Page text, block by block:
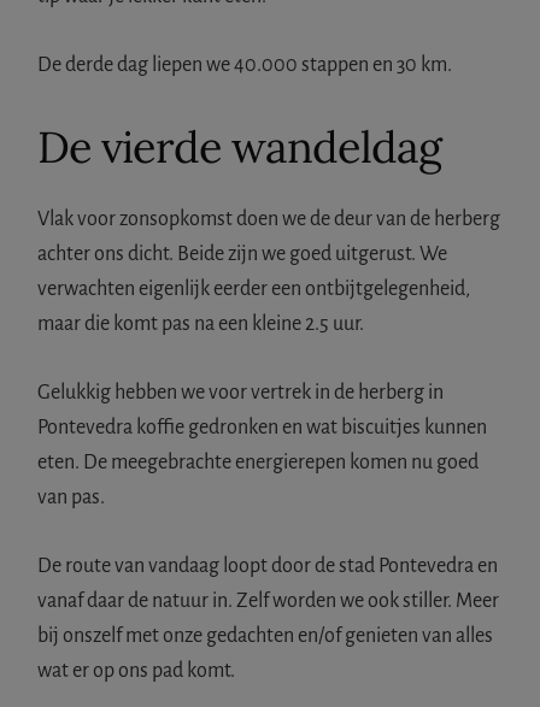
De derde dag liepen we 40.000 stappen en 30 km.
De vierde wandeldag
Vlak voor zonsopkomst doen we de deur van de herberg
achter ons dicht. Beide zijn we goed uitgerust. We
verwachten eigenlijk eerder een ontbijtgelegenheid,
maar die komt pas na een kleine 2.5 uur.
Gelukkig hebben we voor vertrek in de herberg in
Pontevedra koffie gedronken en wat biscuitjes kunnen
eten. De meegebrachte energierepen komen nu goed
van pas.
De route van vandaag loopt door de stad Pontevedra en
vanaf daar de natuur in. Zelf worden we ook stiller. Meer
bij onszelf met onze gedachten en/of genieten van alles
wat er op ons pad komt.